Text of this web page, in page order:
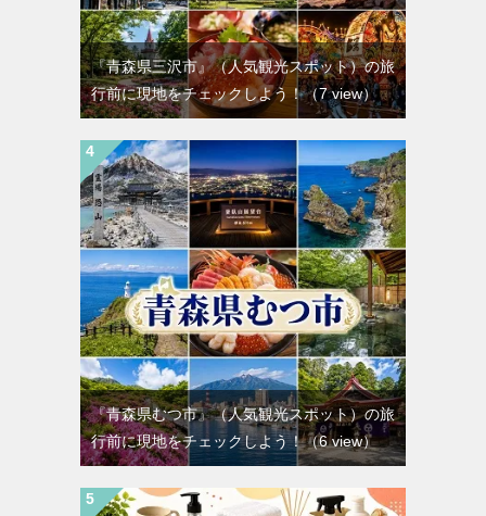
『青森県三沢市』（人気観光スポット）の旅
行前に現地をチェックしよう！（7 view）
『青森県むつ市』（人気観光スポット）の旅
行前に現地をチェックしよう！（6 view）